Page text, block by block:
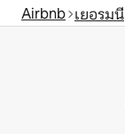
Airbnb เยอรมนี